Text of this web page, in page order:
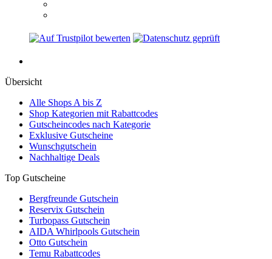
Übersicht
Alle Shops A bis Z
Shop Kategorien mit Rabattcodes
Gutscheincodes nach Kategorie
Exklusive Gutscheine
Wunschgutschein
Nachhaltige Deals
Top Gutscheine
Bergfreunde Gutschein
Reservix Gutschein
Turbopass Gutschein
AIDA Whirlpools Gutschein
Otto Gutschein
Temu Rabattcodes